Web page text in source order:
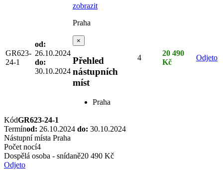
GR623-
24-1
od:
26.10.2024
do:
30.10.2024
zobrazit
Praha
×
Přehled
nástupních
míst
Praha
4
20 490
Kč
Odjeto
KódGR623-24-1
Termínod: 26.10.2024 do: 30.10.2024
Nástupní místa Praha
Počet nocí4
Dospělá osoba - snídaně20 490 Kč
Odjeto